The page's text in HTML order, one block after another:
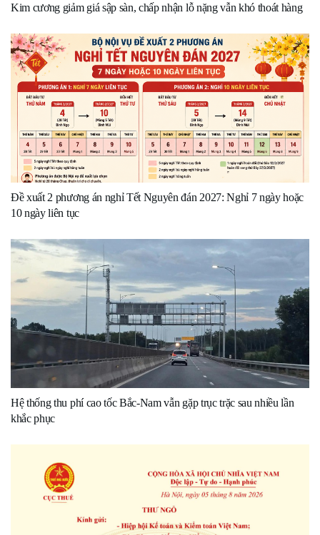
Kim cương giảm giá sập sàn, chấp nhận lỗ nặng vẫn khó thoát hàng
Đề xuất 2 phương án nghỉ Tết Nguyên đán 2027: Nghỉ 7 ngày hoặc
10 ngày liên tục
Hệ thống thu phí cao tốc Bắc-Nam vẫn gặp trục trặc sau nhiều lần
khắc phục